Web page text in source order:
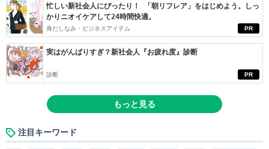
PR
忙しい新社会人にぴったり！ 「朝リフレア」をはじめよう。しっ
かりニオイケアして24時間快適。
身だしなみ・ビジネスアイテム
PR
実はがんばりすぎ？新社会人『お疲れ度』診断
診断
もっと見る
注目キーワード